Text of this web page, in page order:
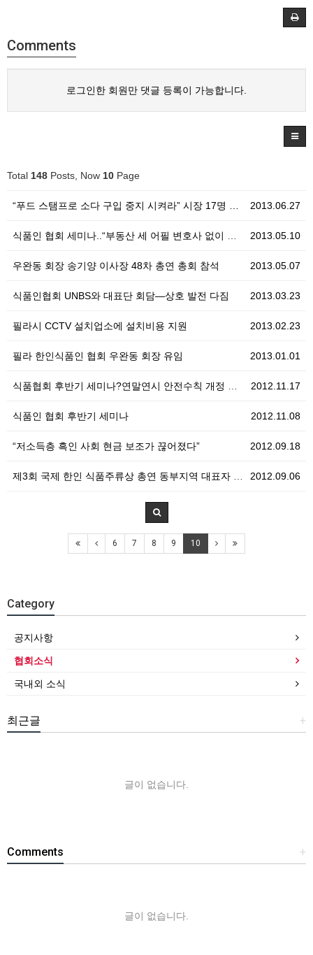
Comments
로그인한 회원만 댓글 등록이 가능합니다.
Total 148 Posts, Now 10 Page
2013.06.27
“푸드 스탬프로 소다 구입 중지 시켜라” 시장 17명 …
2013.05.10
식품인 협회 세미나..“부동산 세 어필 변호사 없이 직…
2013.05.07
우완동 회장 송기양 이사장 48차 총연 총회 참석
2013.03.23
식품인협회 UNBS와 대표단 회담—상호 발전 다짐
2013.02.23
필라시 CCTV 설치업소에 설치비용 지원
2013.01.01
필라 한인식품인 협회 우완동 회장 유임
2012.11.17
식품협회 후반기 세미나?연말연시 안전수칙 개정 위생법규…
2012.11.08
식품인 협회 후반기 세미나
2012.09.18
“저소득층 흑인 사회 현금 보조가 끊어졌다”
2012.09.06
제3회 국제 한인 식품주류상 총연 동부지역 대표자 대회…
6 7 8 9 10
Category
공지사항
협회소식
국내외 소식
+
최근글
글이 없습니다.
+
Comments
글이 없습니다.